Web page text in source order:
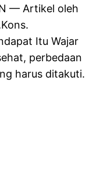
— Artikel oleh
Itu Wajar
perbedaan
harus ditakuti.